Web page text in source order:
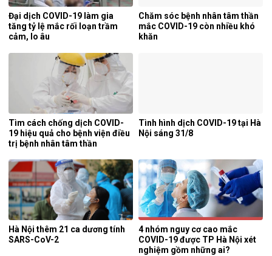
Đại dịch COVID-19 làm gia
tăng tỷ lệ mắc rối loạn trầm
cảm, lo âu
Chăm sóc bệnh nhân tâm thần
mắc COVID-19 còn nhiều khó
khăn
Tìm cách chống dịch COVID-
19 hiệu quả cho bệnh viện điều
trị bệnh nhân tâm thần
Tình hình dịch COVID-19 tại Hà
Nội sáng 31/8
Hà Nội thêm 21 ca dương tính
SARS-CoV-2
4 nhóm nguy cơ cao mắc
COVID-19 được TP Hà Nội xét
nghiệm gồm những ai?